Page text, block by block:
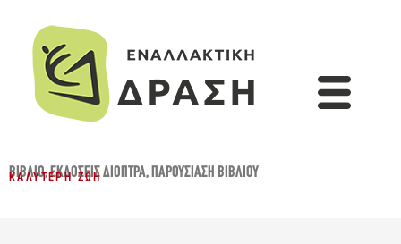
ΒΙΒΛΊΟ,ΕΚΔΌΣΕΙΣ ΔΙΌΠΤΡΑ,ΠΑΡΟΥΣΊΑΣΗ ΒΙΒΛΊΟΥ
ΚΑΛΎΤΕΡΗ ΖΩΉ